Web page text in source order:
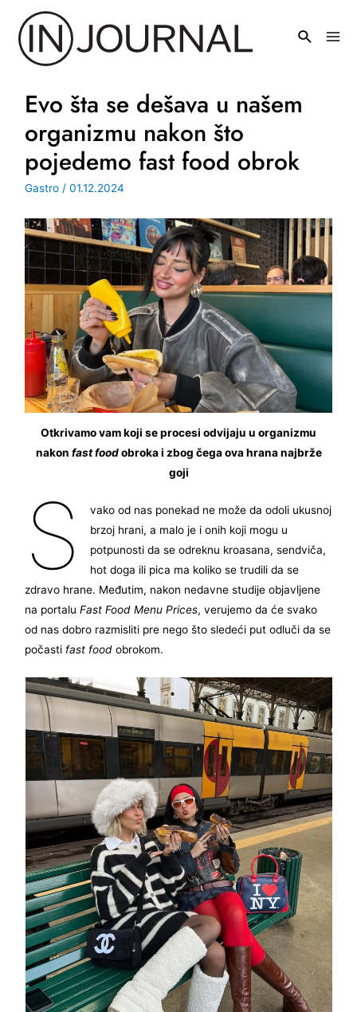
sadržaj
Evo šta se dešava u našem
organizmu nakon što
pojedemo fast food obrok
Gastro /01.12.2024
Otkrivamo vam koji se procesi odvijaju u organizmu
nakon fast foodobroka i zbog čega ova hrana najbrže
goji
S
vako od nas ponekad ne može da odoli ukusnoj
brzoj hrani, a malo je i onih koji mogu u
potpunosti da se odreknu kroasana, sendviča,
hot doga ili pica ma koliko se trudili da se
zdravo hrane. Međutim, nakon nedavne studije objavljene
na portaluFast Food Menu Prices, verujemo da će svako
od nas dobro razmisliti pre nego što sledeći put odluči da se
počasti fast food obrokom.